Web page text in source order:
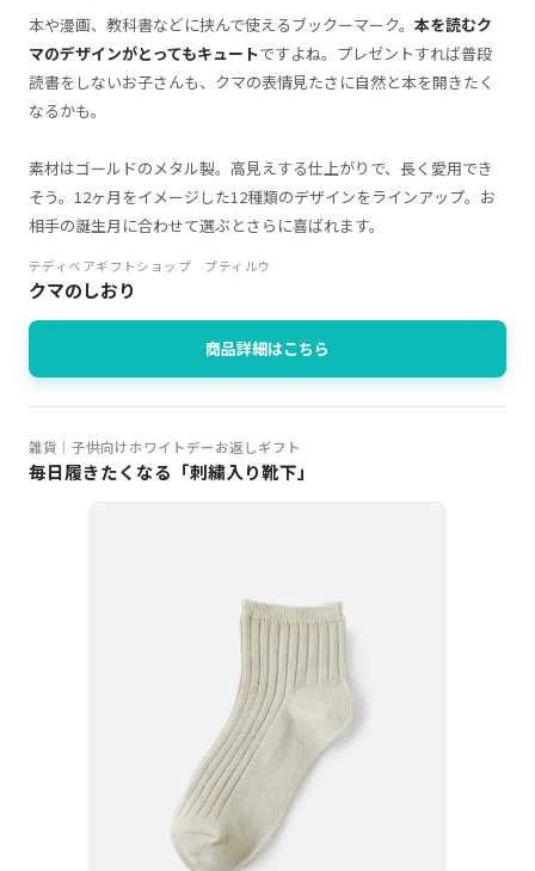
本や漫画、教科書などに挟んで使えるブックーマーク。 本を読むク
マのデザインがとってもキュートですよね。プレゼントすれば普段
読書をしないお子さんも、クマの表情見たさに自然と本を開きたく
なるかも。
素材はゴールドのメタル製。高見えする仕上がりで、長く愛用でき
そう。12ヶ月をイメージした12種類のデザインをラインアップ。お
相手の誕生月に合わせて選ぶとさらに喜ばれます。
テディベアギフトショップ プティルウ
クマのしおり
商品詳細はこちら
雑貨｜子供向けホワイトデーお返しギフト
毎日履きたくなる「刺繍入り靴下」